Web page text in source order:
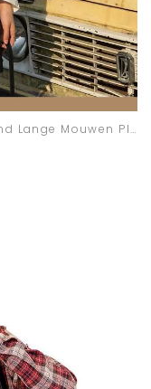
Overhemden Dames Blouse Overhemd Lange Mouwen Plooien